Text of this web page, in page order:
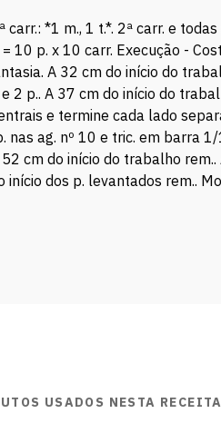
*1 m., 1 t.*. 2ª carr. e
10 p. x 10 carr. Execução -
A 32 cm do início do
2 p.. A 37 cm do início do
e termine cada lado
ag. nº 10 e tric. em barra
cm do início do trabalho
dos p. levantados rem..
USADOS NESTA RECEITA